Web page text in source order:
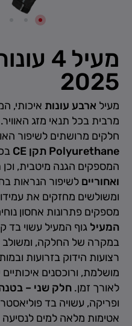
2025
מעיל ארבע עונות איכותי,
מרבית בכל תנאי מזג
חלקים מרושתים לשיפור
Polyurethane תקן CE
המספקים הגנה מיטבית, וכן
ואחוריים לשיפור הנראות
ומשולשים מחזקים את
מספקים פתרונות אחסון
המעיל
במקרה של החלקה, ומשולב
רצועות הידוק בזרועות
לאורך זמן. חלק שני –
ופריקה, עשויה בד
אטימות מלאה למים